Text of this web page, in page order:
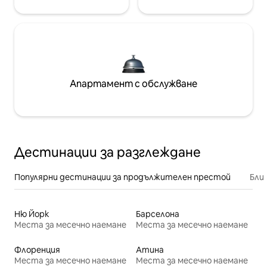
Апартамент с обслужване
Дестинации за разглеждане
Популярни дестинации за продължителен престой
Ню Йорк
Места за месечно наемане
Барселона
Места за месечно наемане
Флоренция
Места за месечно наемане
Атина
Места за месечно наемане